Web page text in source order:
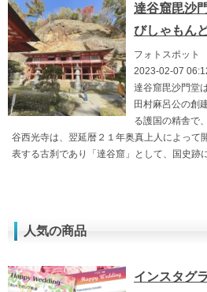
達谷窟毘沙
びしゃもんど
フォトスポット
2023-02-07
達谷窟毘沙門堂
田村麻呂公の創
る護国の精舎で
谷西光寺は、翌延暦２１年奥真上人によって
表する古刹であり「達谷窟」として、国史跡
人気の商品
インスタグ